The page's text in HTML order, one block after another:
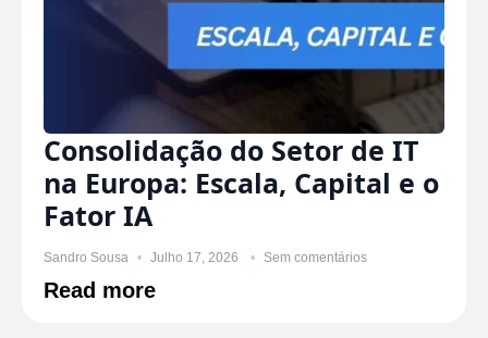
Consolidação do Setor de IT
na Europa: Escala, Capital e o
Fator IA
Sandro Sousa Julho 17, 2026 Sem comentários
Read more